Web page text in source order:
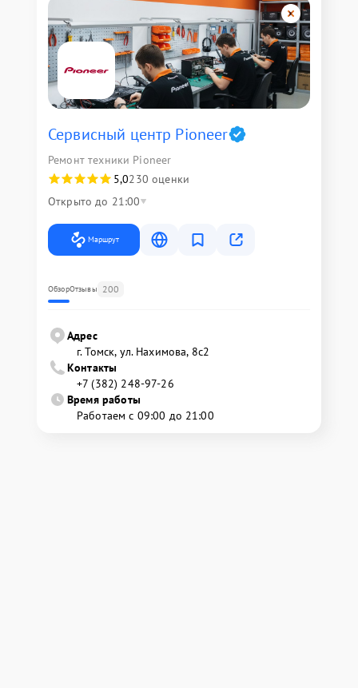
Сервисный центр Pioneer
Ремонт техники Pioneer
5,0230 оценки
Открыто до 21:00
Маршрут
ОбзорОтзывы 200
Адрес
г. Томск, ул. Нахимова, 8с2
Контакты
+7 (382) 248-97-26
Время работы
Работаем с 09:00 до 21:00